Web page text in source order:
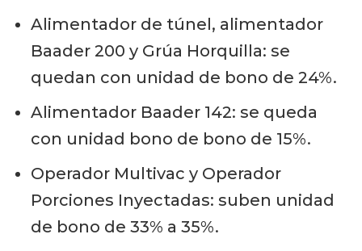
Alimentador de túnel, alimentador
Baader 200 y Grúa Horquilla: se
quedan con unidad de bono de 24%.
Alimentador Baader 142: se queda
con unidad bono de bono de 15%.
Operador Multivac y Operador
Porciones Inyectadas: suben unidad
de bono de 33% a 35%.